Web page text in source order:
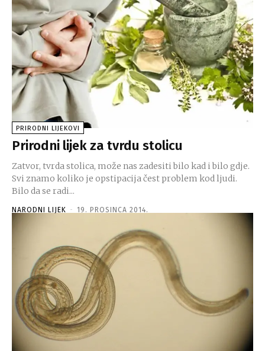
PRIRODNI LIJEKOVI
Prirodni lijek za tvrdu stolicu
Zatvor, tvrda stolica, može nas zadesiti bilo kad i bilo gdje.
Svi znamo koliko je opstipacija čest problem kod ljudi.
Bilo da se radi...
NARODNI LIJEK - 19. PROSINCA 2014.